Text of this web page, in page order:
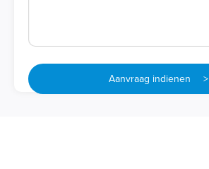
Aanvraag indienen >